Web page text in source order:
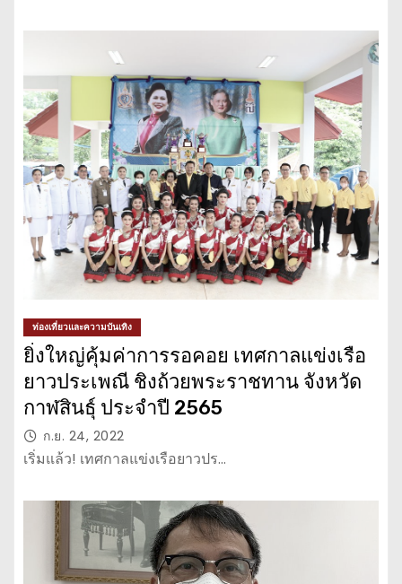
ท่องเที่ยวและความบันเทิง
ยิ่งใหญ่คุ้มค่าการรอคอย เทศกาลแข่งเรือ
ยาวประเพณี ชิงถ้วยพระราชทาน จังหวัด
กาฬสินธุ์ ประจำปี 2565
ก.ย. 24, 2022
เริ่มแล้ว! เทศกาลแข่งเรือยาวปร…